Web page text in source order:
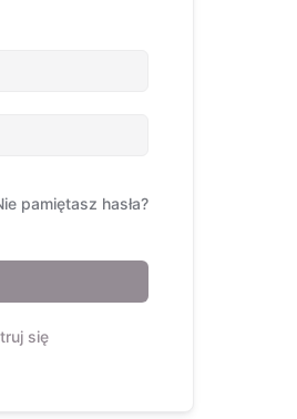
pamiętasz hasła?
się